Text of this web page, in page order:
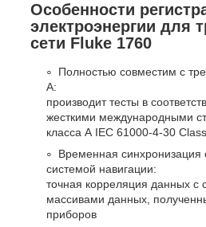
Особенности
электроэнергии для
сети Fluke 1760
Полностью совместим с
А:
производит тесты в
жесткими международными
класса А IEC 61000-4-30
Временная синхронизация
системой навигации:
точная корреляция данных с
массивами данных,
приборов